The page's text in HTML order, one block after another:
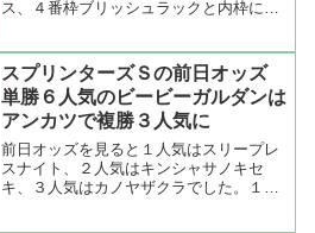
ス、４番枠ブリッシュラックと内枠に人
スプリンターズＳの前日オッズ
単勝６人気のビービーガルダンは
アンカツで複勝３人気に
前日オッズを見ると１人気はスリープレ
スナイト、２人気はキンシャサノキセ
キ、３人気はカノヤザクラでした。１人